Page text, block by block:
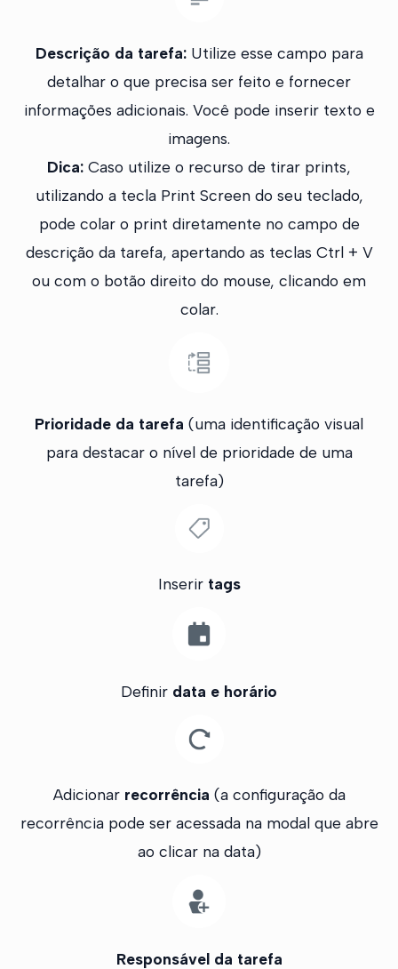
Descrição da tarefa: Utilize esse campo para
detalhar o que precisa ser feito e fornecer
informações adicionais. Você pode inserir texto e
imagens.
Dica: Caso utilize o recurso de tirar prints,
utilizando a tecla Print Screen do seu teclado,
pode colar o print diretamente no campo de
descrição da tarefa, apertando as teclas Ctrl + V
ou com o botão direito do mouse, clicando em
colar.
Prioridade da tarefa (uma identificação visual
para destacar o nível de prioridade de uma
tarefa)
Inserir tags
Definir data e horário
Adicionar recorrência (a configuração da
recorrência pode ser acessada na modal que abre
ao clicar na data)
Responsável da tarefa